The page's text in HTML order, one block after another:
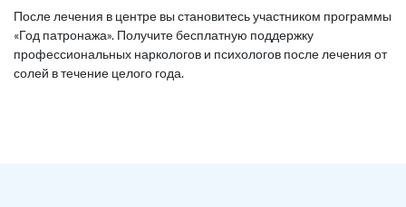
После лечения в центре вы становитесь участником программы
«Год патронажа». Получите бесплатную поддержку
профессиональных наркологов и психологов после лечения от
солей в течение целого года.